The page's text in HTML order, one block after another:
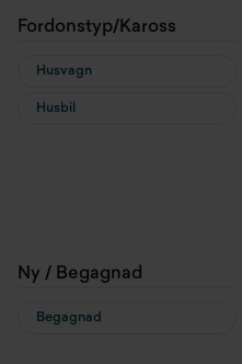
Fordonstyp/Kaross
Husvagn
Husbil
Ny / Begagnad
Begagnad